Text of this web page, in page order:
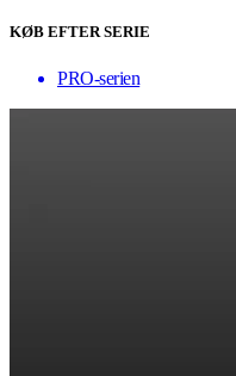
KØB EFTER SERIE
PRO-serien